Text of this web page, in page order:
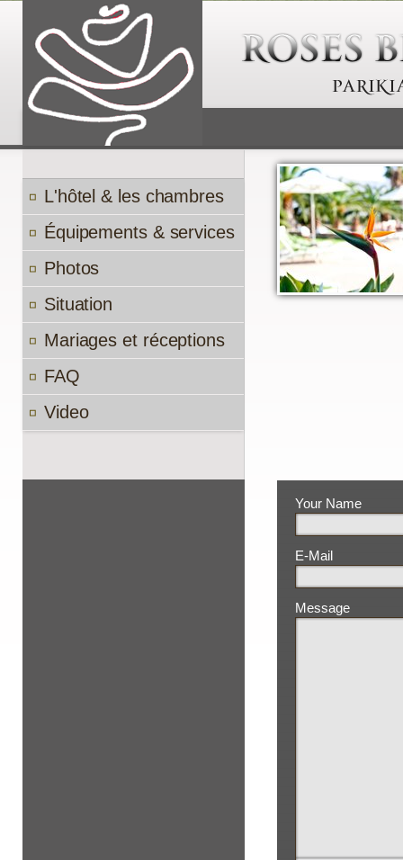
L'hôtel & les chambres
Équipements & services
Photos
Situation
Mariages et réceptions
FAQ
Video
Your Name
E-Mail
Message